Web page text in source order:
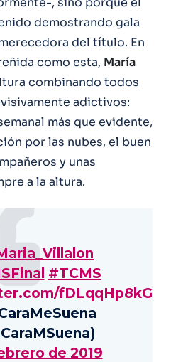
demostrando gala
del título. En
como esta, María
combinando todos
adictivos:
más que evidente,
por las nubes, el buen
y unas
a la altura.
#TCMS
fDLqqHp8kG
de 2019